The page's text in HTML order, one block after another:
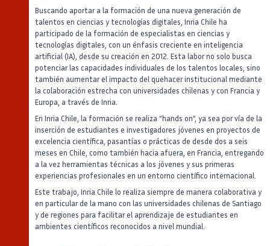
Buscando aportar a la formación de una nueva generación de
talentos en ciencias y tecnologías digitales, Inria Chile ha
participado de la formación de especialistas en ciencias y
tecnologías digitales, con un énfasis creciente en inteligencia
artificial (IA), desde su creación en 2012. Esta labor no solo busca
potenciar las capacidades individuales de los talentos locales, sino
también aumentar el impacto del quehacer institucional mediante
la colaboración estrecha con universidades chilenas y con Francia y
Europa, a través de Inria.
En Inria Chile, la formación se realiza “hands on”, ya sea por vía de la
inserción de estudiantes e investigadores jóvenes en proyectos de
excelencia científica, pasantías o prácticas de desde dos a seis
meses en Chile, como también hacia afuera, en Francia, entregando
a la vez herramientas técnicas a los jóvenes y sus primeras
experiencias profesionales en un entorno científico internacional.
Este trabajo, Inria Chile lo realiza siempre de manera colaborativa y
en particular de la mano con las universidades chilenas de Santiago
y de regiones para facilitar el aprendizaje de estudiantes en
ambientes científicos reconocidos a nivel mundial.